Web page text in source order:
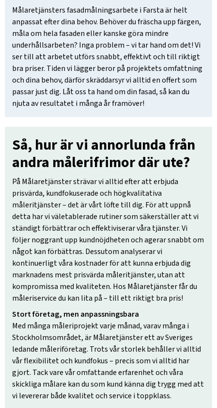
Målaretjänsters fasadmålningsarbete i Farsta är helt
anpassat efter dina behov. Behöver du fräscha upp färgen,
måla om hela fasaden eller kanske göra mindre
underhållsarbeten? Inga problem – vi tar hand om det! Vi
ser till att arbetet utförs snabbt, effektivt och till riktigt
bra priser. Tiden vi lägger beror på projektets omfattning
och dina behov, därför skräddarsyr vi alltid en offert som
passar just dig. Låt oss ta hand om din fasad, så kan du
njuta av resultatet i många år framöver!
Så, hur är vi annorlunda från
andra målerifrimor där ute?
På Målaretjänster strävar vi alltid efter att erbjuda
prisvärda, kundfokuserade och högkvalitativa
måleritjänster – det är vårt löfte till dig. För att uppnå
detta har vi väletablerade rutiner som säkerställer att vi
ständigt förbättrar och effektiviserar våra tjänster. Vi
följer noggrant upp kundnöjdheten och agerar snabbt om
något kan förbättras. Dessutom analyserar vi
kontinuerligt våra kostnader för att kunna erbjuda dig
marknadens mest prisvärda måleritjänster, utan att
kompromissa med kvaliteten. Hos Målaretjänster får du
måleriservice du kan lita på – till ett riktigt bra pris!
Stort företag, men anpassningsbara
Med många måleriprojekt varje månad, varav många i
Stockholmsområdet, är Målaretjänster ett av Sveriges
ledande måleriföretag. Trots vår storlek behåller vi alltid
vår flexibilitet och kundfokus – precis som vi alltid har
gjort. Tack vare vår omfattande erfarenhet och våra
skickliga målare kan du som kund känna dig trygg med att
vi levererar både kvalitet och service i toppklass.